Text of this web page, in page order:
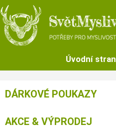
Úvodní
DÁRKOVÉ POUKAZY
AKCE & VÝPRODEJ